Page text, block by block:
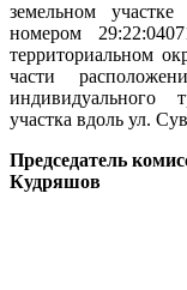
земельном
номером
территориальном
части
индивидуального
участка вдоль ул.
Председатель
Кудряшов